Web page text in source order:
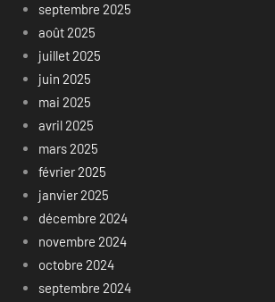
septembre 2025
août 2025
juillet 2025
juin 2025
mai 2025
avril 2025
mars 2025
février 2025
janvier 2025
décembre 2024
novembre 2024
octobre 2024
septembre 2024